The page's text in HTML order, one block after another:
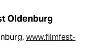
Oldenburg
www.filmfest-